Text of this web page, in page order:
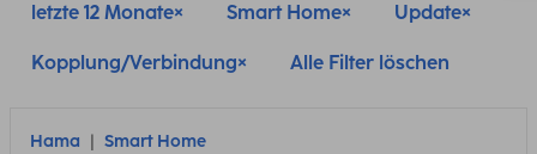
letzte 12 Monate Smart Home Update
Kopplung/Verbindung Alle Filter löschen
Hama Smart Home